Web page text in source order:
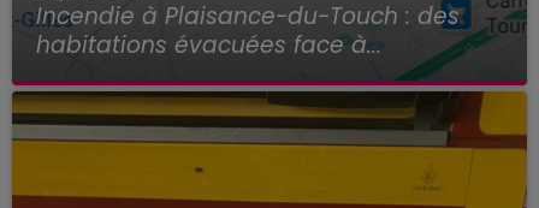
Incendie à Plaisance-du-Touch : des
habitations évacuées face à...